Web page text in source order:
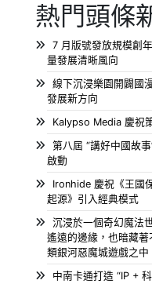
熱門頭條
7 月版號發放規模創
量發展清晰風向
線下沉浸樂園開闢國
發展新方向
Kalypso Media 慶祝
第八屆 “講好中國故
啟動
Ironhide 慶祝《王國
起源》引入經典模式
沉浸於一個奇幻魔法
遙遠的邊緣，也暗藏
類銀河惡魔城遊戲之中
中南卡通打造 “IP +